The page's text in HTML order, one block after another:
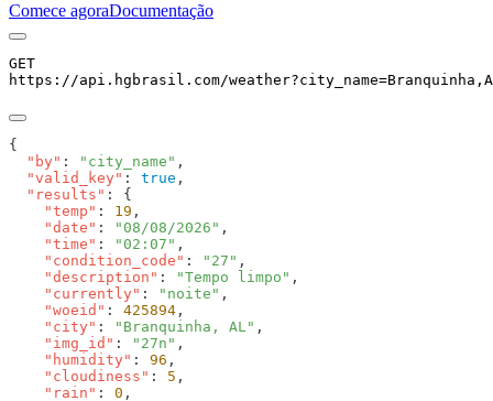
Comece agoraDocumentação
GET
https://api.hgbrasil.com/weather?city_name=
  "by"
: "city_name"
  "valid_key"
: true
  "results"
    "temp"
: 19
    "date"
: "08/08/2026"
    "time"
: "02:07"
    "condition_code"
: "27"
    "description"
: "Tempo limpo"
    "currently"
: "noite"
    "woeid"
: 425894
    "city"
: "Branquinha, AL"
    "img_id"
: "27n"
    "humidity"
: 96
    "cloudiness"
: 5
    "rain"
: 0